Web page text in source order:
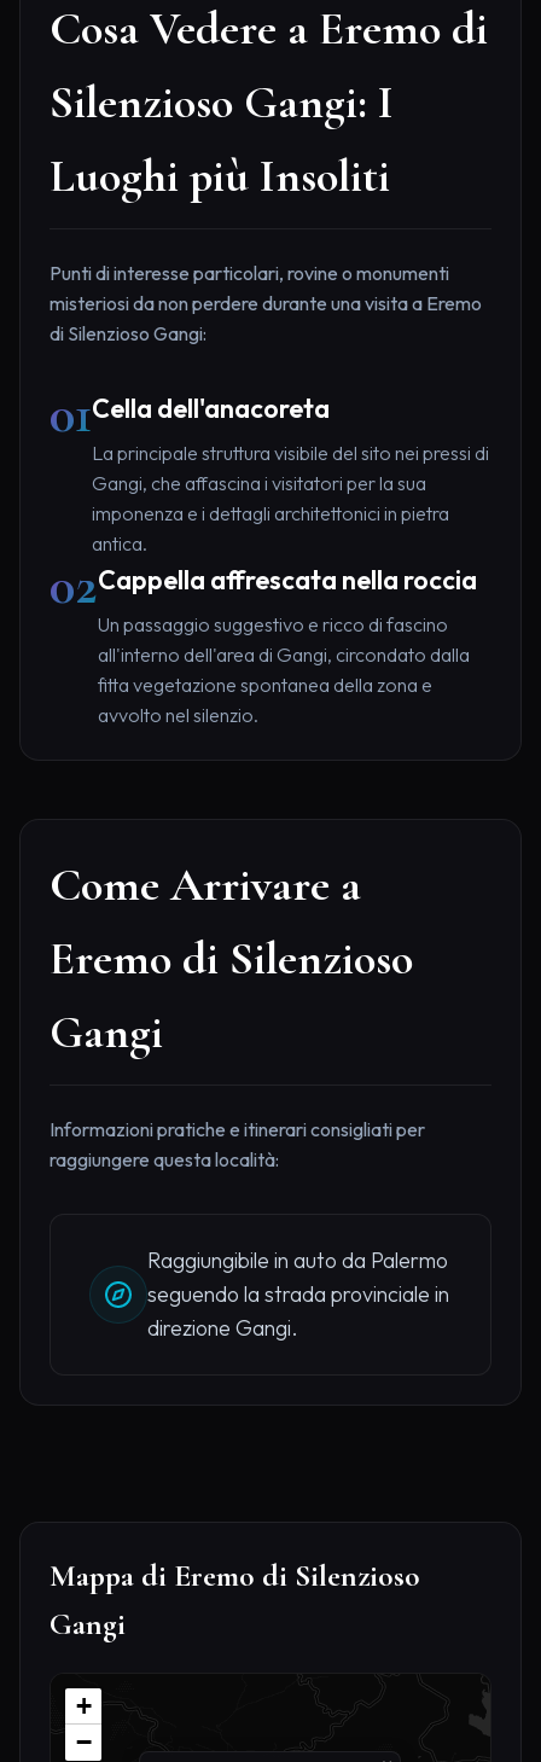
Cosa Vedere a Eremo di
Silenzioso Gangi: I
Luoghi più Insoliti
Punti di interesse particolari, rovine o monumenti
misteriosi da non perdere durante una visita a Eremo
di Silenzioso Gangi:
01Cella dell'anacoreta
La principale struttura visibile del sito nei pressi di
Gangi, che affascina i visitatori per la sua
imponenza e i dettagli architettonici in pietra
antica.
02Cappella affrescata nella roccia
Un passaggio suggestivo e ricco di fascino
all'interno dell'area di Gangi, circondato dalla
fitta vegetazione spontanea della zona e
avvolto nel silenzio.
Come Arrivare a
Eremo di Silenzioso
Gangi
Informazioni pratiche e itinerari consigliati per
raggiungere questa località:
Raggiungibile in auto da Palermo
seguendo la strada provinciale in
direzione Gangi.
Mappa di Eremo di Silenzioso
Gangi
+
−